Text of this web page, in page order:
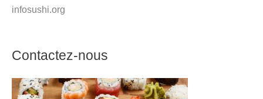
infosushi.org
Contactez-nous